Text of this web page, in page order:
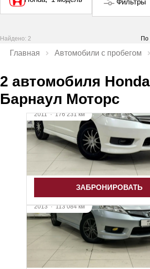
Фильтры
Найдено: 2
Главная Автомобили с пробегом
2 автомобиля
Барнаул Моторс
2011·176 231 км
Honda Fit Shuttle
1.5 л (120 л.с.), АКПП, бензин,
875 000 ₽
ЗАБРОНИРОВАТЬ
2013·113 084 км
Honda Fit Shuttle
1.3 л (88 л.с.), Вариатор, гибрид,
1 025 000 ₽